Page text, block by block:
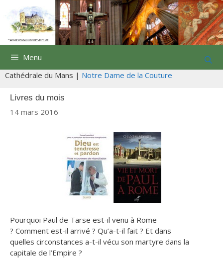
contenu
Menu
Cathédrale du Mans | Notre Dame de la Couture
Livres du mois
14 mars 2016
Pourquoi Paul de Tarse est-il venu à Rome
? Comment est-il arrivé ? Qu’a-t-il fait ? Et dans
quelles circonstances a-t-il vécu son martyre dans la
capitale de l’Empire ?